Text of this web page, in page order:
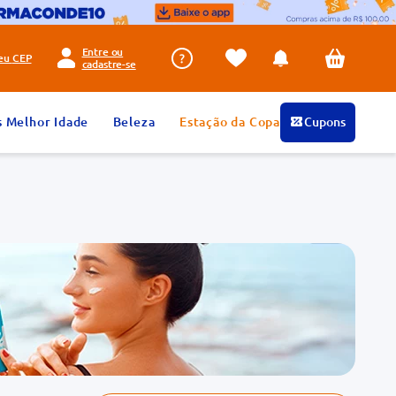
CEP
Entre ou
cadastre-se
Melhor Idade Beleza Estação da Copa Cupons